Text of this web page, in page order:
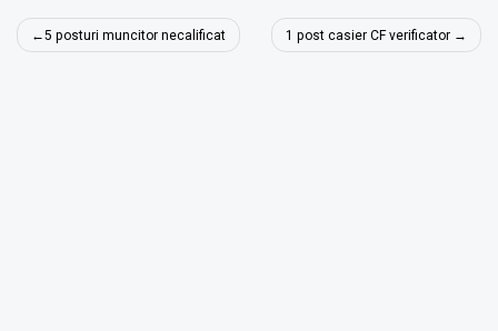
Navigare
în
5 posturi muncitor necalificat 1 post casier CF verificator